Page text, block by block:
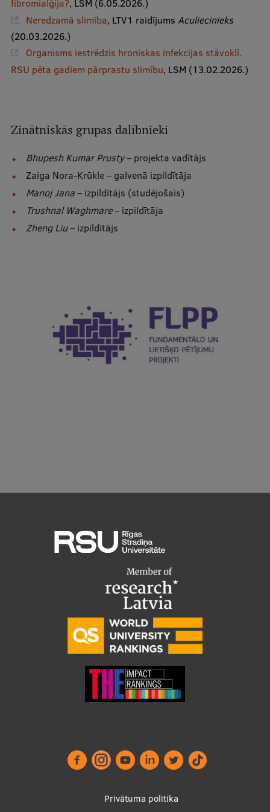
Starptautiskā sadarbība
Mobilitātes programmas
EURAXESS RSU kontaktpunkts
EATRIS koordinators Latvijā
fibromialģija?, LSM (6.05.2026.)
Neredzamā slimība, LTV1 raidījums Aculiecinieks
(20.03.2026.)
Organisms iestrēdzis hroniskas infekcijas stāvoklī.
RSU pēta gadiem pārprastu slimību, LSM (13.02.2026.)
Zinātniskās grupas dalībnieki
Bhupesh Kumar Prusty– projekta vadītājs
Zaiga Nora-Krūkle – galvenā izpildītāja
Manoj Jana– izpildītājs (studējošais)
Trushnal Waghmare– izpildītāja
Zheng Liu– izpildītājs
Privātuma politika